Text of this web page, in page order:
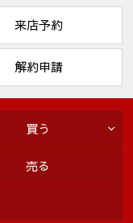
来店予約
解約申請
買う
売る